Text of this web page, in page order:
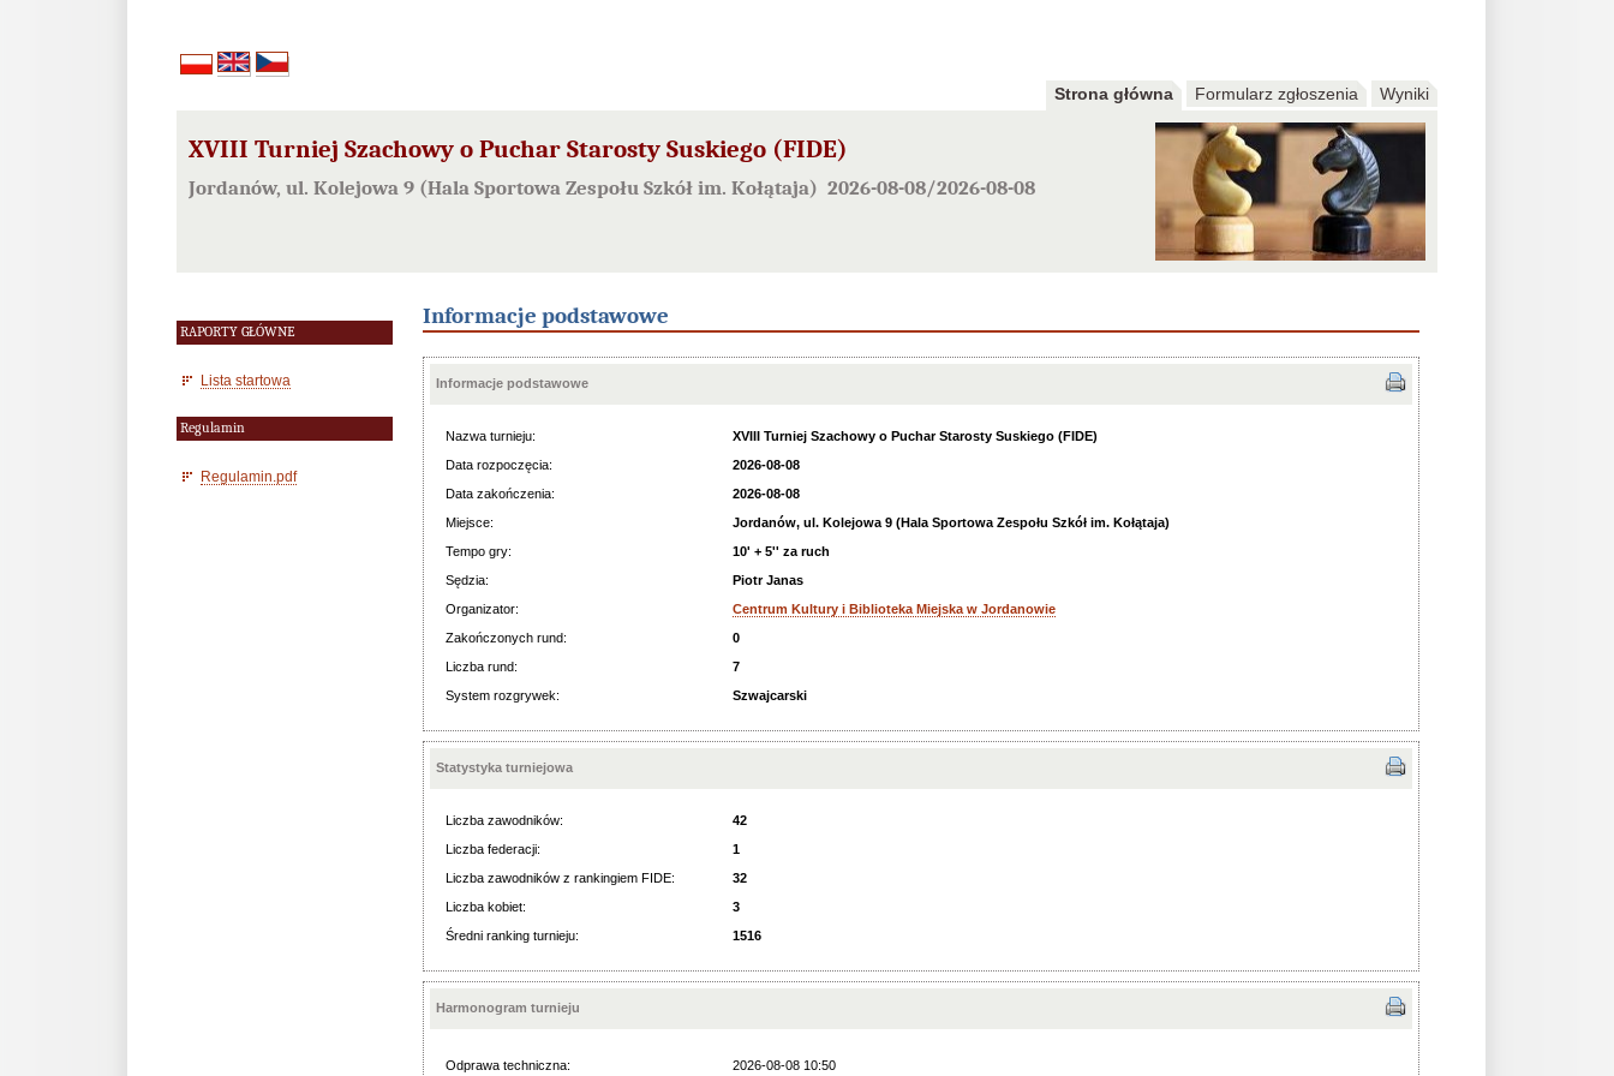
Strona główna Formularz zgłoszenia Wyniki
XVIII Turniej Szachowy o Puchar Starosty Suskiego (FIDE)
Jordanów, ul. Kolejowa 9 (Hala Sportowa Zespołu Szkół im. Kołątaja) 2026-08-08/2026-08-08
RAPORTY GŁÓWNE
Lista startowa
Regulamin
Regulamin.pdf
Informacje podstawowe
Informacje podstawowe
Nazwa turnieju:
XVIII Turniej Szachowy o Puchar Starosty Suskiego (FIDE)
Data rozpoczęcia:
2026-08-08
Data zakończenia:
2026-08-08
Miejsce:
Jordanów, ul. Kolejowa 9 (Hala Sportowa Zespołu Szkół im. Kołątaja)
Tempo gry:
10' + 5'' za ruch
Sędzia:
Piotr Janas
Organizator:
Centrum Kultury i Biblioteka Miejska w Jordanowie
Zakończonych rund:
0
Liczba rund:
7
System rozgrywek:
Szwajcarski
Statystyka turniejowa
Liczba zawodników:
42
Liczba federacji:
1
Liczba zawodników z rankingiem FIDE:
32
Liczba kobiet:
3
Średni ranking turnieju:
1516
Harmonogram turnieju
Odprawa techniczna: 2026-08-08 10:50